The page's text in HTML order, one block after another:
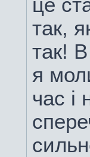
це
так,
так!
я
час і